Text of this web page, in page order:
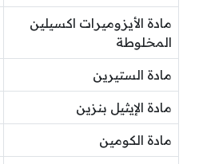
مادة الأيزوميرات اكسيلين
المخلوطة
مادة الستيرين
مادة الإيثيل بنزين
مادة الكومين